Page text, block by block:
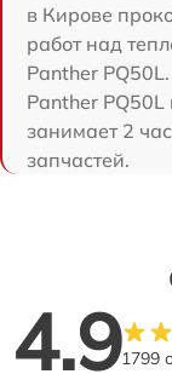
в Кирове
работ над
Panther
Panther PQ50L
занимает 2
запчастей.
4.91799